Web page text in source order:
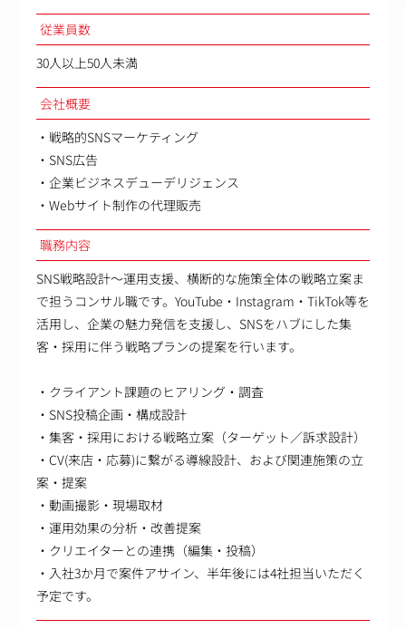
従業員数
30人以上50人未満
会社概要
・戦略的SNSマーケティング
・SNS広告
・企業ビジネスデューデリジェンス
・Webサイト制作の代理販売
職務内容
SNS戦略設計～運用支援、横断的な施策全体の戦略立案ま
で担うコンサル職です。YouTube・Instagram・TikTok等を
活用し、企業の魅力発信を支援し、SNSをハブにした集
客・採用に伴う戦略プランの提案を行います。
・クライアント課題のヒアリング・調査
・SNS投稿企画・構成設計
・集客・採用における戦略立案（ターゲット／訴求設計）
・CV(来店・応募)に繋がる導線設計、および関連施策の立
案・提案
・動画撮影・現場取材
・運用効果の分析・改善提案
・クリエイターとの連携（編集・投稿）
・入社3か月で案件アサイン、半年後には4社担当いただく
予定です。